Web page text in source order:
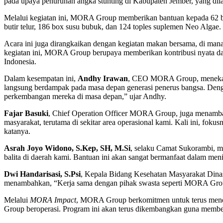
Melalui kegiatan ini, MORA Group memberikan bantuan kepada 62
butir telur, 186 box susu bubuk, dan 124 toples suplemen Neo
Acara ini juga dirangkaikan dengan kegiatan makan bersama, di
kegiatan ini, MORA Group berupaya memberikan kontribusi nyata
Indonesia.
Dalam kesempatan ini, Andhy Irawan, CEO MORA Group,
langsung berdampak pada masa depan generasi penerus bangsa.
perkembangan mereka di masa depan,” ujar Andhy.
Fajar Basuki, Chief Operation Officer MORA Group, juga
masyarakat, terutama di sekitar area operasional kami. Kali ini,
katanya.
Asrah Joyo Widono, S.Kep, SH, M.Si, selaku Camat Sukorambi,
balita di daerah kami. Bantuan ini akan sangat bermanfaat dalam
Dwi Handarisasi, S.Psi, Kepala Bidang Kesehatan Masyarakat
menambahkan, “Kerja sama dengan pihak swasta seperti MORA
Melalui MORA Impact, MORA Group berkomitmen untuk terus
Group beroperasi. Program ini akan terus dikembangkan guna